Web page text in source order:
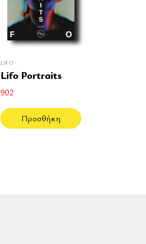
LIFO
Lifo Portraits
902
Προσθήκη